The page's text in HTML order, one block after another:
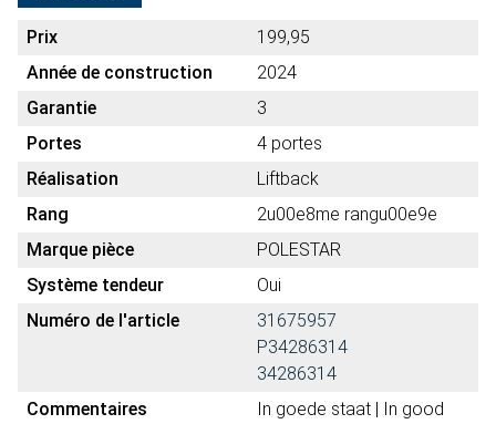
Prix
199,95
Année de construction
2024
Garantie
3
Portes
4 portes
Réalisation
Liftback
Rang
2u00e8me rangu00e9e
Marque pièce
POLESTAR
Système tendeur
Oui
Numéro de l'article
31675957
P34286314
34286314
Commentaires
In goede staat | In good